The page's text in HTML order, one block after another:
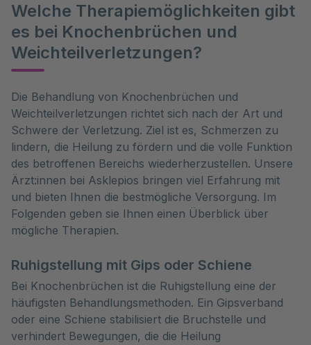
Welche Therapiemöglichkeiten gibt
es bei Knochenbrüchen und
Weichteilverletzungen?
Die Behandlung von Knochenbrüchen und
Weichteilverletzungen richtet sich nach der Art und
Schwere der Verletzung. Ziel ist es, Schmerzen zu
lindern, die Heilung zu fördern und die volle Funktion
des betroffenen Bereichs wiederherzustellen. Unsere
Ärzt:innen bei Asklepios bringen viel Erfahrung mit
und bieten Ihnen die bestmögliche Versorgung. Im
Folgenden geben sie Ihnen einen Überblick über
mögliche Therapien.
Ruhigstellung mit Gips oder Schiene
Bei Knochenbrüchen ist die Ruhigstellung eine der
häufigsten Behandlungsmethoden. Ein Gipsverband
oder eine Schiene stabilisiert die Bruchstelle und
verhindert Bewegungen, die die Heilung